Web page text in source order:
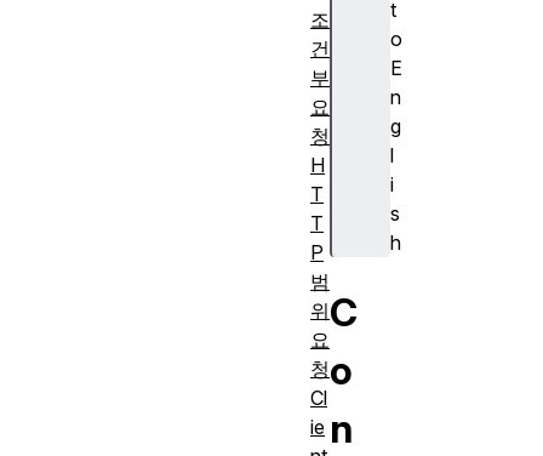
t
o
E
n
g
l
i
s
h
C
o
n
조
건
부
요
청
H
T
T
P
범
위
요
청
Cl
ie